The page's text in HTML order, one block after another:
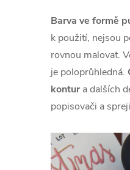
Barva ve formě
k použití, nejsou
rovnou malovat.
je poloprůhledná.
kontur a dalších
popisovači a